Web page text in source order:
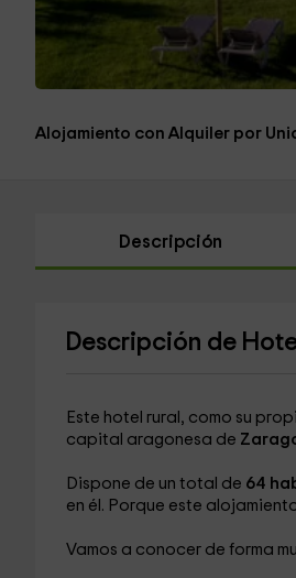
Alojamiento con Alquiler por
Descripción
Descripción de
Este hotel rural, como su
capital aragonesa de
Dispone de un total de 64
en él. Porque este
Vamos a conocer de forma